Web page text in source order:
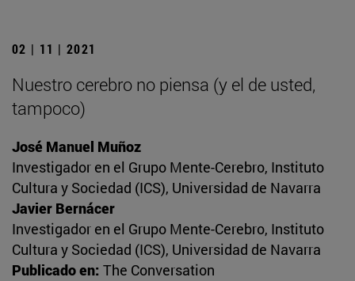
02 | 11 | 2021
Nuestro cerebro no piensa (y el de usted,
tampoco)
José Manuel Muñoz
Investigador en el Grupo Mente-Cerebro, Instituto
Cultura y Sociedad (ICS), Universidad de Navarra
Javier Bernácer
Investigador en el Grupo Mente-Cerebro, Instituto
Cultura y Sociedad (ICS), Universidad de Navarra
Publicado en: The Conversation